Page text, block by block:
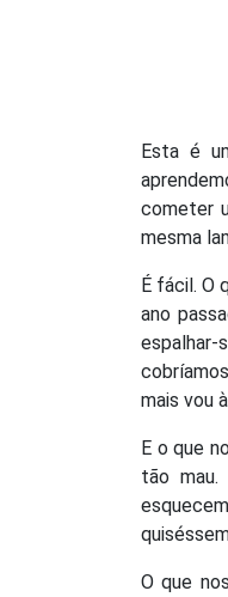
Esta é
cometer
mesma
É fácil. O
ano
mais vou
E o que
tão
O que